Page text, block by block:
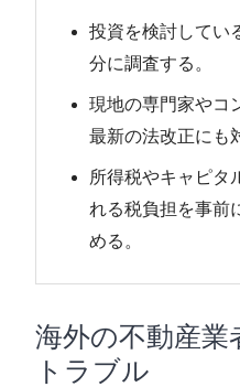
投資を検討してい
分に調査する。
現地の専門家やコ
最新の法改正にも
所得税やキャピタ
れる税負担を事前
める。
海外の不動産
トラブル